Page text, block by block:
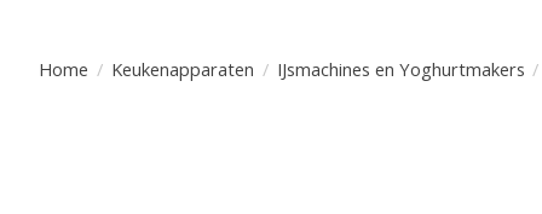
Home / Keukenapparaten / IJsmachines en Yoghurtmakers /